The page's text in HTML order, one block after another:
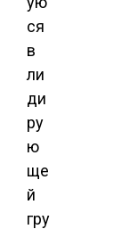
ся
в
ли
ди
ру
ю
ще
й
гру